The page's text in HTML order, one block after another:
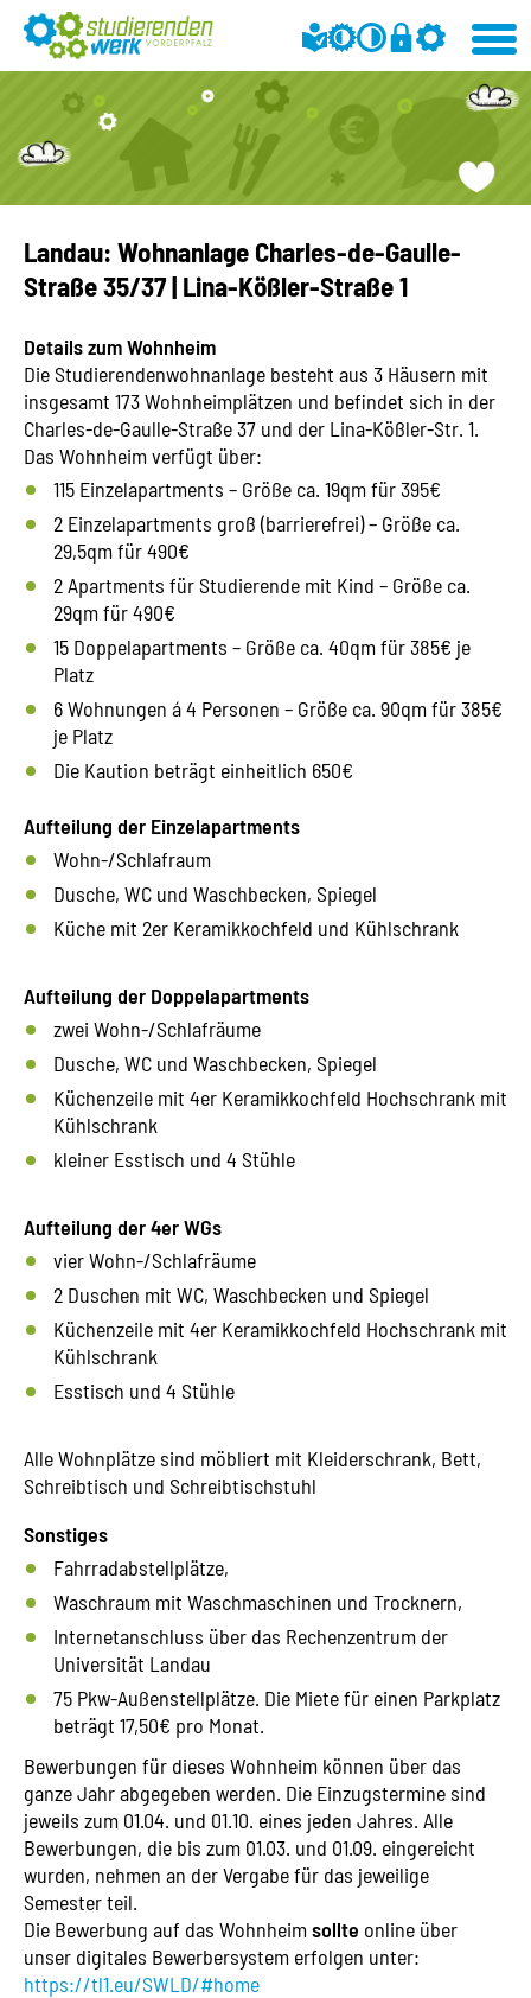
Landau: Wohnanlage Charles-de-Gaulle-
Straße 35/37 | Lina-Kößler-Straße 1
Details zum Wohnheim
Die Studierendenwohnanlage besteht aus 3 Häusern mit
insgesamt 173 Wohnheimplätzen und befindet sich in der
Charles-de-Gaulle-Straße 37 und der Lina-Kößler-Str. 1.
Das Wohnheim verfügt über:
115 Einzelapartments – Größe ca. 19qm für 395€
2 Einzelapartments groß (barrierefrei) – Größe ca.
29,5qm für 490€
2 Apartments für Studierende mit Kind – Größe ca.
29qm für 490€
15 Doppelapartments – Größe ca. 40qm für 385€ je
Platz
6 Wohnungen á 4 Personen – Größe ca. 90qm für 385€
je Platz
Die Kaution beträgt einheitlich 650€
Aufteilung der Einzelapartments
Wohn-/Schlafraum
Dusche, WC und Waschbecken, Spiegel
Küche mit 2er Keramikkochfeld und Kühlschrank
Aufteilung der Doppelapartments
zwei Wohn-/Schlafräume
Dusche, WC und Waschbecken, Spiegel
Küchenzeile mit 4er Keramikkochfeld Hochschrank mit
Kühlschrank
kleiner Esstisch und 4 Stühle
Aufteilung der 4er WGs
vier Wohn-/Schlafräume
2 Duschen mit WC, Waschbecken und Spiegel
Küchenzeile mit 4er Keramikkochfeld Hochschrank mit
Kühlschrank
Esstisch und 4 Stühle
Alle Wohnplätze sind möbliert mit Kleiderschrank, Bett,
Schreibtisch und Schreibtischstuhl
Sonstiges
Fahrradabstellplätze,
Waschraum mit Waschmaschinen und Trocknern,
Internetanschluss über das Rechenzentrum der
Universität Landau
75 Pkw-Außenstellplätze. Die Miete für einen Parkplatz
beträgt 17,50€ pro Monat.
Bewerbungen für dieses Wohnheim können über das
ganze Jahr abgegeben werden. Die Einzugstermine sind
jeweils zum 01.04. und 01.10. eines jeden Jahres. Alle
Bewerbungen, die bis zum 01.03. und 01.09. eingereicht
wurden, nehmen an der Vergabe für das jeweilige
Semester teil.
Die Bewerbung auf das Wohnheimsollte online über
unser digitales Bewerbersystem erfolgen unter:
https://tl1.eu/SWLD/#home